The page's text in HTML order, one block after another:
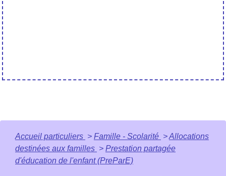
Accueil particuliers > Famille - Scolarité >Allocations
destinées aux familles > Prestation partagée
d'éducation de l'enfant (PreParE)